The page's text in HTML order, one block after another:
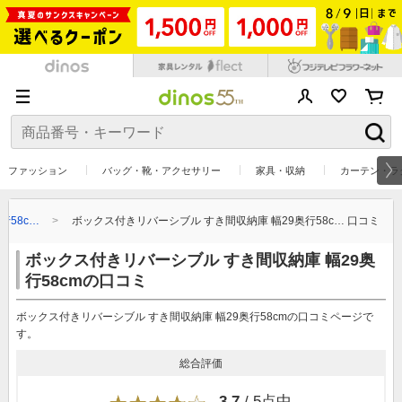
ファッション バッグ・靴・アクセサリー 家具・収納 カーテン・
行58c… ボックス付きリバーシブル すき間収納庫 幅29奥行58c… 口コミ
ボックス付きリバーシブル すき間収納庫 幅29奥
行58cmの口コミ
ボックス付きリバーシブル すき間収納庫 幅29奥行58cmの口コミページで
す。
総合評価